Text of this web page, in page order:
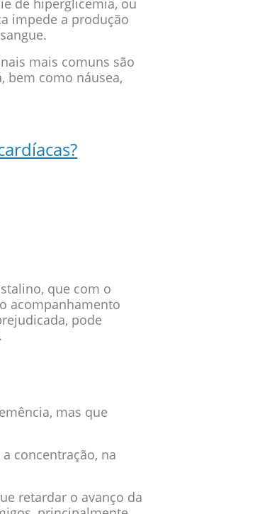
de hiperglicemia, ou
impede a produção
mais comuns são
bem como náusea,
que com o
acompanhamento
pode
mas que
concentração, na
retardar o avanço da